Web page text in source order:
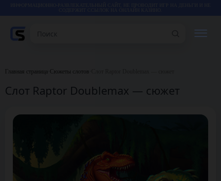
СОДЕРЖИТ ССЫЛОК НА ОНЛАЙН КАЗИНО.
КАЗИНО
СТАТЬИ
Главная страница Сюжеты слотов
Слот Raptor Doublemax — сюжет